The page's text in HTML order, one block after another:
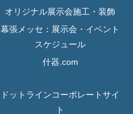
オリジナル展示会施工・装飾
幕張メッセ：展示会・イベント
スケジュール
什器.com
ドットラインコーポレートサイ
ト